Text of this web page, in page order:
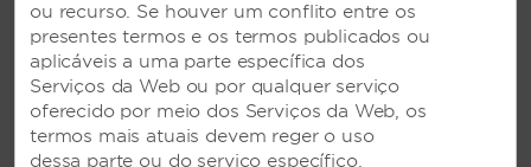
Salão de jogos
Degustação de vinhos
Atividades de saúde e esportes
ou recurso. Se houver um conflito entre os
presentes termos e os termos publicados ou
aplicáveis a uma parte específica dos
Serviços da Web ou por qualquer serviço
oferecido por meio dos Serviços da Web, os
termos mais atuais devem reger o uso
dessa parte ou do serviço específico.